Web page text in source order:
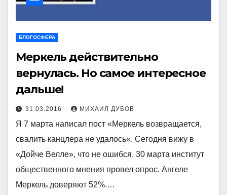
БЛОГОСФЕРА
Меркель действительно
вернулась. Но самое интересное
дальше!
31.03.2016 МИХАИЛ ДУБОВ
Я 7 марта написал пост «Меркель возвращается,
свалить канцлера не удалось«. Сегодня вижу в
«Дойче Велле», что не ошибся. 30 марта институт
общественного мнения провел опрос. Ангеле
Меркель доверяют 52%.…